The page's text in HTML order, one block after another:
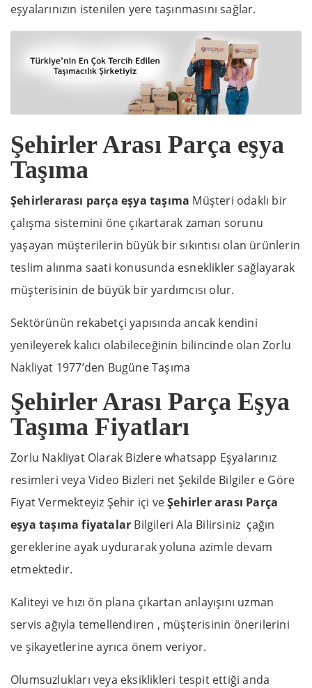
eşyalarınızın istenilen yere taşınmasını sağlar.
Şehirler Arası Parça eşya
Taşıma
Şehirlerarası parça eşya taşıma Müşteri odaklı bir
çalışma sistemini öne çıkartarak zaman sorunu
yaşayan müşterilerin büyük bir sıkıntısı olan ürünlerin
teslim alınma saati konusunda esneklikler sağlayarak
müşterisinin de büyük bir yardımcısı olur.
Sektörünün rekabetçi yapısında ancak kendini
yenileyerek kalıcı olabileceğinin bilincinde olan Zorlu
Nakliyat 1977’den Bugüne Taşıma
Şehirler Arası Parça Eşya
Taşıma Fiyatları
Zorlu Nakliyat Olarak Bizlere whatsapp Eşyalarınız
resimleri veya Video Bizleri net Şekilde Bilgiler e Göre
Fiyat Vermekteyiz Şehir içi veŞehirler arası Parça
eşya taşıma fiyatalar Bilgileri Ala Bilirsiniz çağın
gereklerine ayak uydurarak yoluna azimle devam
etmektedir.
Kaliteyi ve hızı ön plana çıkartan anlayışını uzman
servis ağıyla temellendiren , müşterisinin önerilerini
ve şikayetlerine ayrıca önem veriyor.
Olumsuzlukları veya eksiklikleri tespit ettiği anda